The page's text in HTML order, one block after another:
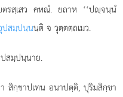
สฺเสว คหณํ. ยถาห ‘‘ปฺจนฺนํ
ปสมฺปนฺนนฺติ จ วุตฺตตฺถเมว.
สมฺปนฺนาย.
สิกฺขาปเทน อนาปตฺติ, ปุริมสิกฺขา